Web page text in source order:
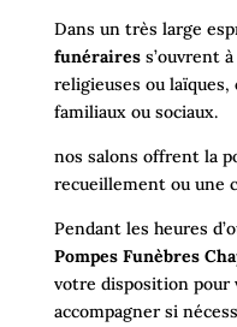
Dans un très large
funérairess’ouvrent
religieuses ou
familiaux ou sociaux.
nos salons offrent la
recueillement ou une
Pendant les heures
Pompes Funèbres
votre disposition pour
accompagner si